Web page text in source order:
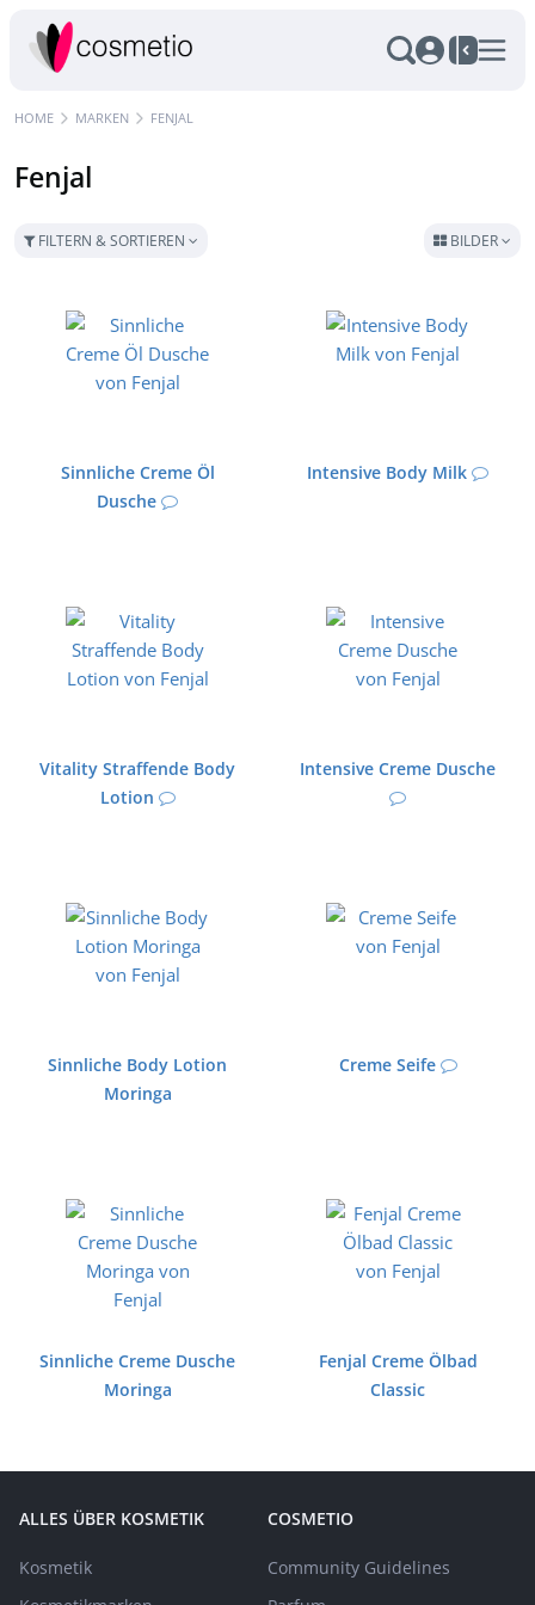
HOME MARKEN FENJAL
Fenjal
FILTERN & SORTIEREN BILDER
Sinnliche Creme Öl
Dusche
Intensive Body Milk
Vitality Straffende Body
Lotion
Intensive Creme Dusche
Sinnliche Body Lotion
Moringa
Creme Seife
Sinnliche Creme Dusche
Moringa
Fenjal Creme Ölbad
Classic
ALLES ÜBER KOSMETIK
Kosmetik
COSMETIO
Community Guidelines